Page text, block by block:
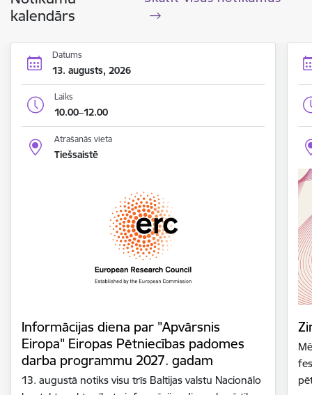
kalendārs
Datums
13. augusts, 2026
Laiks
10.00–12.00
Atrašanās vieta
Tiešsaistē
Informācijas diena par "Apvārsnis
Eiropa" Eiropas Pētniecības padomes
darba programmu 2027. gadam
13. augustā notiks visu trīs Baltijas valstu Nacionālo